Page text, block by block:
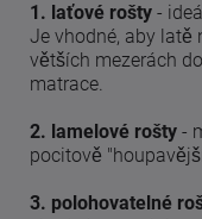
1. laťové rošty -
Je vhodné, aby latě
větších mezerách
matrace.
2. lamelové rošty -
pocitově
3. polohovatelné